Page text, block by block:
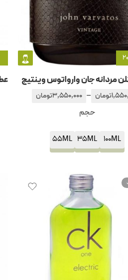
مردانه جان وارواتوس وینتیج
تومان –
3,550,000تومان
حجم
100ML
35ML
55ML